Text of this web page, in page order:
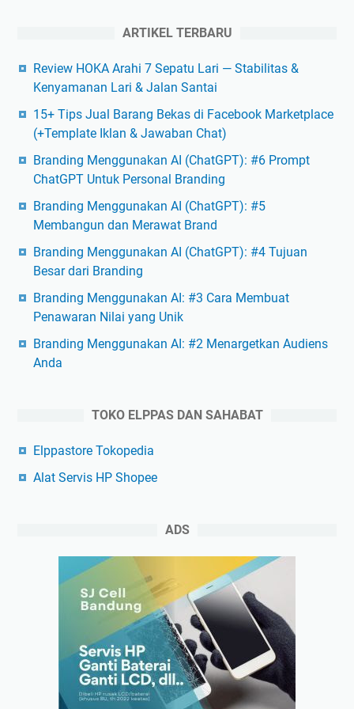
ARTIKEL TERBARU
Review HOKA Arahi 7 Sepatu Lari — Stabilitas &
Kenyamanan Lari & Jalan Santai
15+ Tips Jual Barang Bekas di Facebook Marketplace
(+Template Iklan & Jawaban Chat)
Branding Menggunakan AI (ChatGPT): #6 Prompt
ChatGPT Untuk Personal Branding
Branding Menggunakan AI (ChatGPT): #5
Membangun dan Merawat Brand
Branding Menggunakan AI (ChatGPT): #4 Tujuan
Besar dari Branding
Branding Menggunakan AI: #3 Cara Membuat
Penawaran Nilai yang Unik
Branding Menggunakan AI: #2 Menargetkan Audiens
Anda
TOKO ELPPAS DAN SAHABAT
Elppastore Tokopedia
Alat Servis HP Shopee
ADS